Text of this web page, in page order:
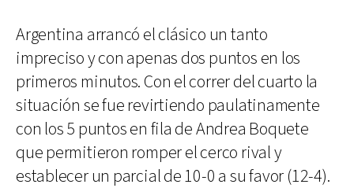
Argentina arrancó el clásico un tanto
impreciso y con apenas dos puntos en los
primeros minutos. Con el correr del cuarto la
situación se fue revirtiendo paulatinamente
con los 5 puntos en fila de Andrea Boquete
que permitieron romper el cerco rival y
establecer un parcial de 10-0 a su favor (12-4).